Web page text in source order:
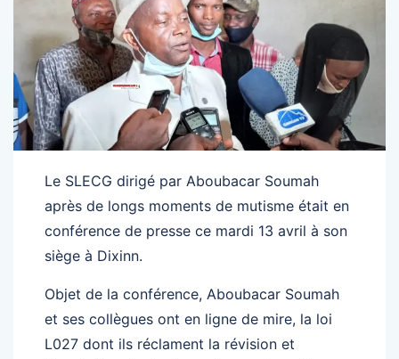
Le SLECG dirigé par Aboubacar Soumah
après de longs moments de mutisme était en
conférence de presse ce mardi 13 avril à son
siège à Dixinn.
Objet de la conférence, Aboubacar Soumah
et ses collègues ont en ligne de mire, la loi
L027 dont ils réclament la révision et